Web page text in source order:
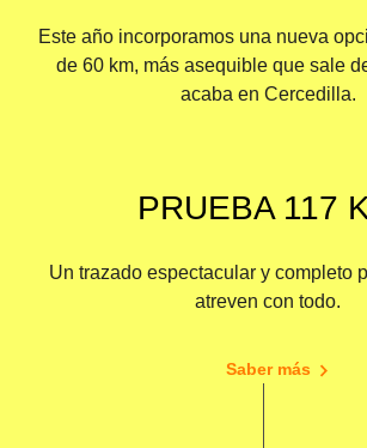
Este año incorporamos una nueva
de 60 km, más asequible que sale
acaba en Cercedilla.
PRUEBA 117
Un trazado espectacular y completo
atreven con todo.
Saber más